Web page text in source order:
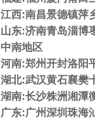
江西:南昌景德镇萍
山东:济南青岛淄博
中南地区
河南:郑州开封洛阳
湖北:武汉黄石襄樊
湖南:长沙株洲湘潭
广东:广州深圳珠海